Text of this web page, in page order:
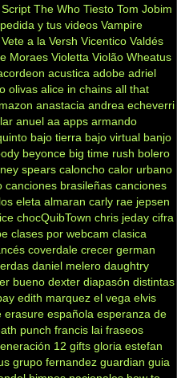
The Who Tiesto Tom Jobim
y tus videos Vampire
Vete a la Versh Vicentico Valdés
Moraes Violetta Violão Wheatus
acustica adobe adriel
olivas alice in chains all that
anastacia andrea echeverri
anuel aa apps armando
bajo tierra bajo virtual banjo
beyonce big time rush bolero
spears caloncho calor urbano
canciones brasileñas canciones
eleta almaran carly rae jepsen
chocQuibTown chris jeday cifra
clases por webcam clasica
coverdale crecer german
daniel melero daughtry
bueno dexter diapasón distintas
edith marquez el vega elvis
erasure española esperanza de
punch francis lai fraseos
12 gifts gloria estefan
grupo fernandez guardian guia